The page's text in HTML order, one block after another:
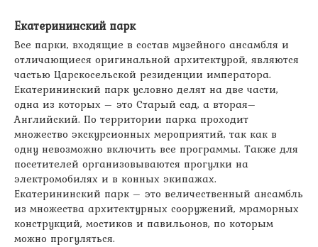
Екатерининский парк
Все парки, входящие в состав музейного ансамбля и
отличающиеся оригинальной архитектурой, являются
частью Царскосельской резиденции императора.
Екатерининский парк условно делят на две части,
одна из которых – это Старый сад, а вторая–
Английский. По территории парка проходит
множество экскурсионных мероприятий, так как в
одну невозможно включить все программы. Также для
посетителей организовываются прогулки на
электромобилях и в конных экипажах.
Екатерининский парк – это величественный ансамбль
из множества архитектурных сооружений, мраморных
конструкций, мостиков и павильонов, по которым
можно прогуляться.